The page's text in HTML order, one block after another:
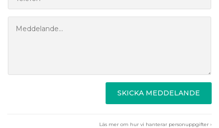
SKICKA MEDDELANDE
Läs mer om hur vi hanterar personuppgifter ›